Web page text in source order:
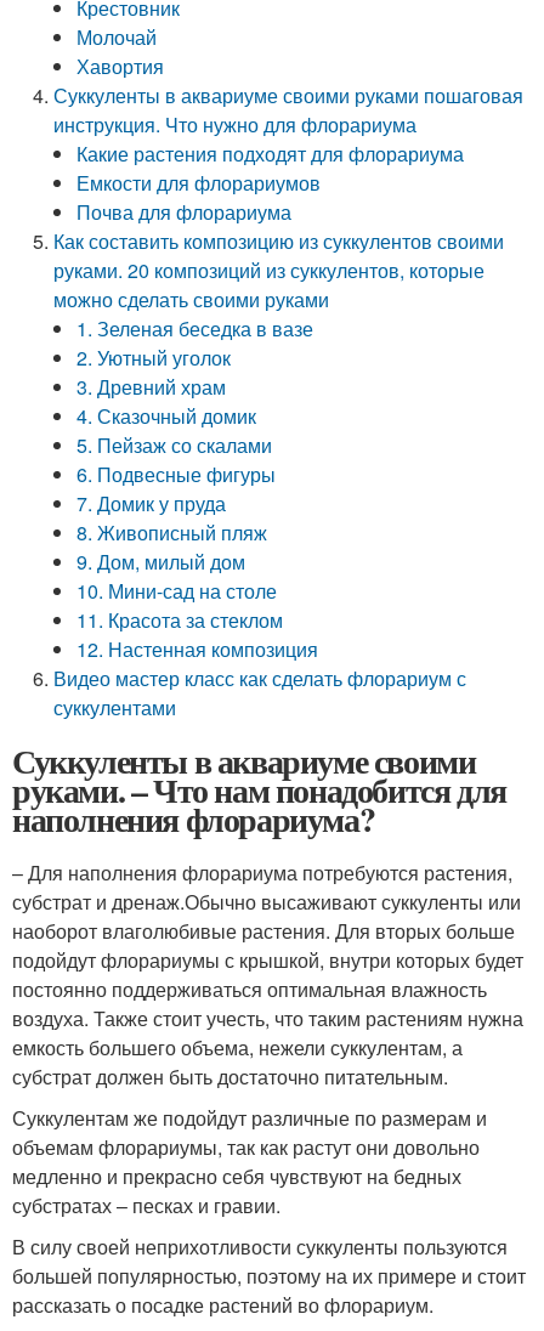
Крестовник
Молочай
Хавортия
Суккуленты в аквариуме своими руками пошаговая
инструкция. Что нужно для флорариума
Какие растения подходят для флорариума
Емкости для флорариумов
Почва для флорариума
Как составить композицию из суккулентов своими
руками. 20 композиций из суккулентов, которые
можно сделать своими руками
1. Зеленая беседка в вазе
2. Уютный уголок
3. Древний храм
4. Сказочный домик
5. Пейзаж со скалами
6. Подвесные фигуры
7. Домик у пруда
8. Живописный пляж
9. Дом, милый дом
10. Мини-сад на столе
11. Красота за стеклом
12. Настенная композиция
Видео мастер класс как сделать флорариум с
суккулентами
Суккуленты в аквариуме своими
руками. – Что нам понадобится для
наполнения флорариума?
– Для наполнения флорариума потребуются растения,
субстрат и дренаж.Обычно высаживают суккуленты или
наоборот влаголюбивые растения. Для вторых больше
подойдут флорариумы с крышкой, внутри которых будет
постоянно поддерживаться оптимальная влажность
воздуха. Также стоит учесть, что таким растениям нужна
емкость большего объема, нежели суккулентам, а
субстрат должен быть достаточно питательным.
Суккулентам же подойдут различные по размерам и
объемам флорариумы, так как растут они довольно
медленно и прекрасно себя чувствуют на бедных
субстратах – песках и гравии.
В силу своей неприхотливости суккуленты пользуются
большей популярностью, поэтому на их примере и стоит
рассказать о посадке растений во флорариум.